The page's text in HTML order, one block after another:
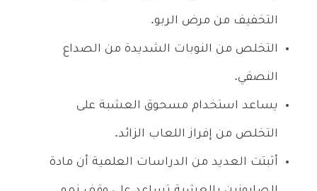
التخفيف من مرض الربو.
التخلص من النوبات الشديدة من الصداع
النصفي.
يساعد استخدام مسحوق العشبة على
التخلص من إفراز اللعاب الزائد.
أثبتت العديد من الدراسات العلمية أن مادة